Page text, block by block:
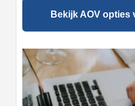
Bekijk AOV opties